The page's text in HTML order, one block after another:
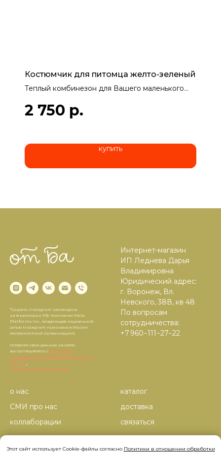
Костюмчик для питомца желто-зеленый
Теплый комбинезон для Вашего маленького
Размеры изделия:
Ширина 20 см
Мастерица: Хаустова Валентина Стефановна,
63 года, г. Воронеж
2 750 р.
купить
*Соцсеть Instagram запрещена
на территории РФ. Компания Meta
Platforms Inc., владеющая социальной
сетью Instagram признана в России
экстремистской организацией.
Оставляя свои данные на сайте,
вы соглашаетесь с Политикой
в отношении обработки персональных
данных
Договор публичной оферты.
Интернет-магазин
ИП Леднева Дарья
Владимировна
Юридический адрес:
г. Воронеж, Вл.
Невского, 38В, кв 48
По вопросам
сотрудничества:
+7 960−111−27−22
о нас
СМИ про нас
коллаборации
корпоративные заказы
каталог
доставка
связаться
Этот сайт использует Cookie-файлы согласно Политики в отношении обработки